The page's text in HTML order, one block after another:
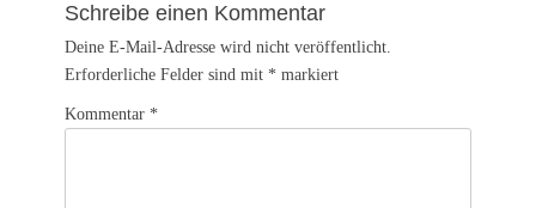
Schreibe einen Kommentar
Deine E-Mail-Adresse wird nicht veröffentlicht.
Erforderliche Felder sind mit * markiert
Kommentar *